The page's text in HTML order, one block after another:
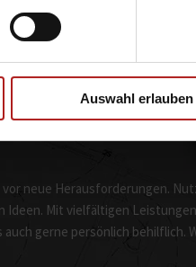
Auswahl erlauben
neue Herausforderungen.
Ideen. Mit vielfältigen
gerne persönlich behilflich.